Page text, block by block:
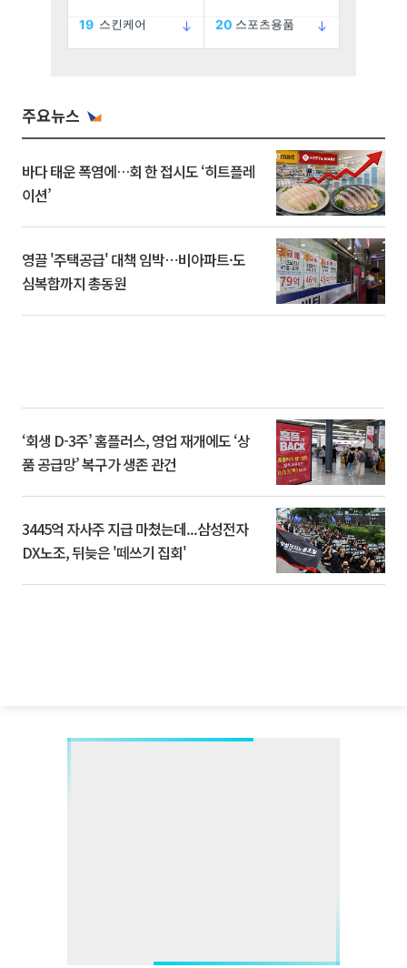
주요뉴스
바다 태운 폭염에…회 한 접시도 ‘히트플레
이션’
영끌 '주택공급' 대책 임박⋯비아파트·도
심복합까지 총동원
‘회생 D-3주’ 홈플러스, 영업 재개에도 ‘상
품 공급망’ 복구가 생존 관건
3445억 자사주 지급 마쳤는데...삼성전자
DX노조, 뒤늦은 '떼쓰기 집회'